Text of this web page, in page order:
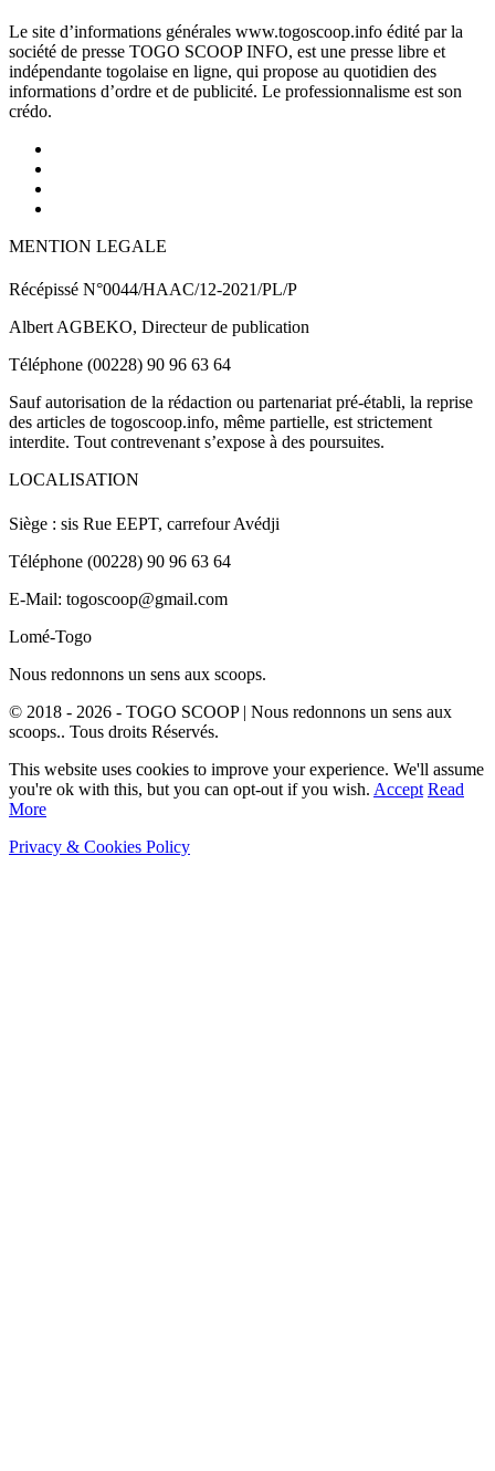
Le site d’informations générales www.togoscoop.info édité par la
société de presse TOGO SCOOP INFO, est une presse libre et
indépendante togolaise en ligne, qui propose au quotidien des
informations d’ordre et de publicité. Le professionnalisme est son
crédo.
MENTION LEGALE
Récépissé N°0044/HAAC/12-2021/PL/P
Albert AGBEKO, Directeur de publication
Téléphone (00228) 90 96 63 64
Sauf autorisation de la rédaction ou partenariat pré-établi, la reprise
des articles de togoscoop.info, même partielle, est strictement
interdite. Tout contrevenant s’expose à des poursuites.
LOCALISATION
Siège : sis Rue EEPT, carrefour Avédji
Téléphone (00228) 90 96 63 64
E-Mail: togoscoop@gmail.com
Lomé-Togo
Nous redonnons un sens aux scoops.
© 2018 - 2026 - TOGO SCOOP | Nous redonnons un sens aux
scoops.. Tous droits Réservés.
This website uses cookies to improve your experience. We'll assume
you're ok with this, but you can opt-out if you wish. Accept Read
More
Privacy & Cookies Policy